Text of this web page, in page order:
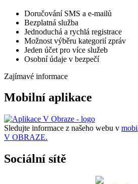
Doručování SMS a e-mailů
Bezplatná služba
Jednoduchá a rychlá registrace
Možnost výběru kategorií zpráv
Jeden účet pro více služeb
Osobní údaje v bezpečí
Zajímavé informace
Mobilní aplikace
Sledujte informace z našeho webu v
V OBRAZE.
Sociální sítě